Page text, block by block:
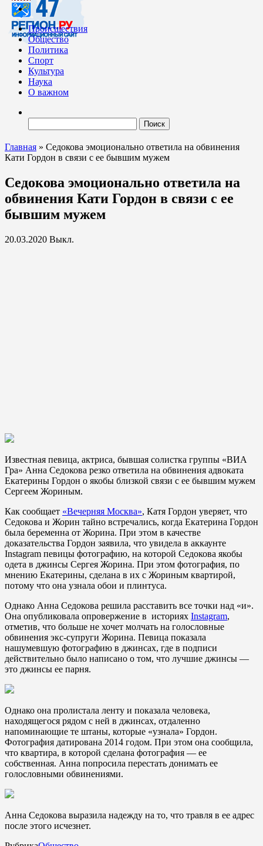
Происшествия
Общество
Политика
Спорт
Культура
Наука
О важном
Главная » Седокова эмоционально ответила на обвинения
Кати Гордон в связи с ее бывшим мужем
Седокова эмоционально ответила на
обвинения Кати Гордон в связи с ее
бывшим мужем
20.03.2020 Выкл.
Известная певица, актриса, бывшая солистка группы «ВИА
Гра» Анна Седокова резко ответила на обвинения адвоката
Екатерины Гордон о якобы близкой связи с ее бывшим мужем
Сергеем Жориным.
Как сообщает «Вечерняя Москва», Катя Гордон уверяет, что
Седокова и Жорин тайно встречались, когда Екатерина Гордон
была беременна от Жорина. При этом в качестве
доказательства Гордон заявила, что увидела в аккаунте
Instagram певицы фотографию, на которой Седокова якобы
одета в джинсы Сергея Жорина. При этом фотография, по
мнению Екатерины, сделана в их с Жориным квартирой,
потому что она узнала обои и плинтуса.
Однако Анна Седокова решила расставить все точки над «и».
Она опубликовала опровержение в историях Instagram,
отметив, что больше не хочет молчать на голословные
обвинения экс-супруги Жорина. Певица показала
нашумевшую фотографию в джинсах, где в подписи
действительно было написано о том, что лучшие джинсы —
это джинсы ее парня.
Однако она пролистала ленту и показала человека,
находящегося рядом с ней в джинсах, отдаленно
напоминающие те штаны, которые «узнала» Гордон.
Фотография датирована 2014 годом. При этом она сообщила,
что квартира, в которой сделана фотография — ее
собственная. Анна попросила перестать донимать ее
голословными обвинениями.
Анна Седокова выразила надежду на то, что травля в ее адрес
после этого исчезнет.